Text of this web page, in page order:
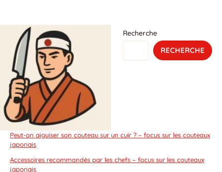
Recherche
RECHERCHE
Peut-on aiguiser son couteau sur un cuir ? – focus sur les couteaux
japonais
Accessoires recommandés par les chefs – focus sur les couteaux
japonais